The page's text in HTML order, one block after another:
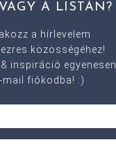
A LISTÁN?
a hírlevelem
közösségéhez!
inspiráció egyenesen
mail fiókodba! :)